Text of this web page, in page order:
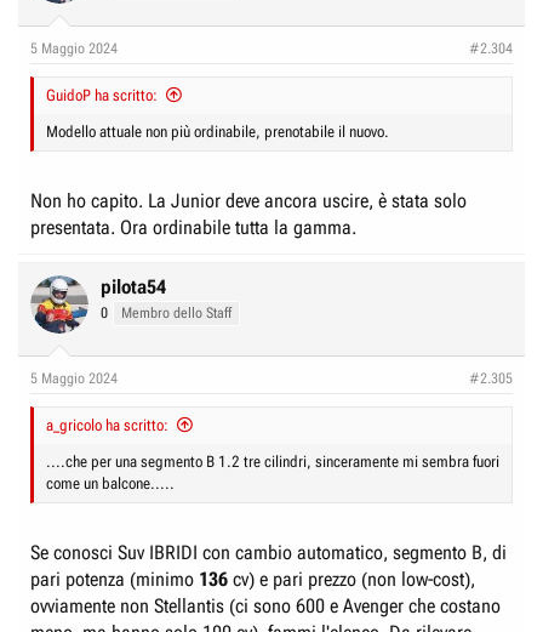
5 Maggio 2024 #2.304
GuidoP ha scritto:
Modello attuale non più ordinabile, prenotabile il nuovo.
Non ho capito. La Junior deve ancora uscire, è stata solo
presentata. Ora ordinabile tutta la gamma.
pilota54
0 Membro dello Staff
5 Maggio 2024 #2.305
a_gricolo ha scritto:
....che per una segmento B 1.2 tre cilindri, sinceramente mi sembra fuori
come un balcone.....
Se conosci Suv IBRIDI con cambio automatico, segmento B, di
pari potenza (minimo 136 cv) e pari prezzo (non low-cost),
ovviamente non Stellantis (ci sono 600 e Avenger che costano